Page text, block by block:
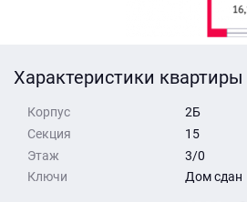
Характеристики квартиры
Корпус
2Б
Секция
15
Этаж
3/0
Ключи
Дом сдан
Отправить